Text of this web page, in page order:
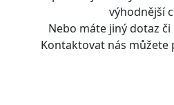
výhodnější
Nebo máte jiný dotaz
Kontaktovat nás